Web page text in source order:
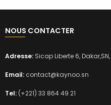
NOUS CONTACTER
Adresse: Sicap Liberte 6, Dakar,SN,
Email: contact@kaynoo.sn
Tel: (+221) 33 864 49 21